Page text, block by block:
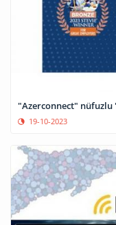
"Azerconnect"
19-10-2023